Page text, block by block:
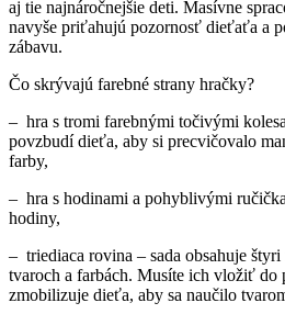
aj tie najnáročnejšie deti. Masívne
navyše priťahujú pozornosť dieťaťa a
zábavu.
Čo skrývajú farebné strany hračky?
– hra s tromi farebnými točivými
povzbudí dieťa, aby si precvičovalo
farby,
– hra s hodinami a pohyblivými
hodiny,
– triediaca rovina – sada obsahuje
tvaroch a farbách. Musíte ich vložiť do
zmobilizuje dieťa, aby sa naučilo